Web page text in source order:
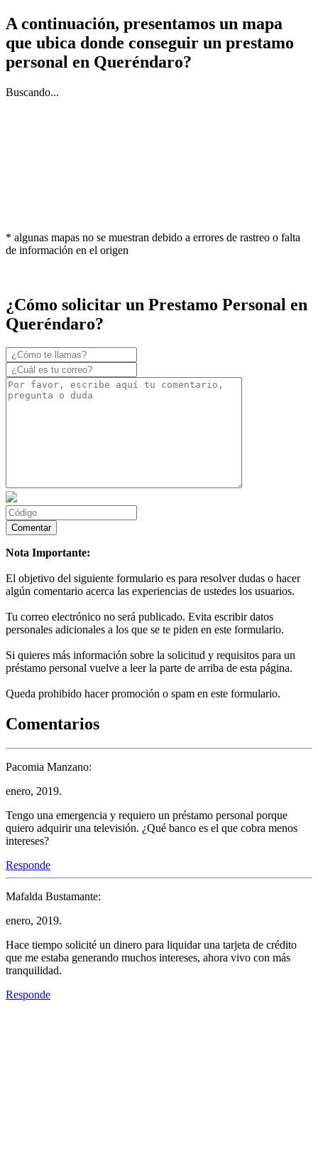
A continuación, presentamos un mapa
que ubica donde conseguir un prestamo
personal en Queréndaro?
Buscando...
* algunas mapas no se muestran debido a errores de rastreo o falta
de información en el origen
¿Cómo solicitar un Prestamo Personal en
Queréndaro?
Nota Importante:
El objetivo del siguiente formulario es para resolver dudas o hacer
algún comentario acerca las experiencias de ustedes los usuarios.
Tu correo electrónico no será publicado. Evita escribir datos
personales adicionales a los que se te piden en este formulario.
Si quieres más información sobre la solicitud y requisitos para un
préstamo personal vuelve a leer la parte de arriba de esta página.
Queda prohibido hacer promoción o spam en este formulario.
Comentarios
Pacomia Manzano:
enero, 2019.
Tengo una emergencia y requiero un préstamo personal porque
quiero adquirir una televisión. ¿Qué banco es el que cobra menos
intereses?
Responde
Mafalda Bustamante:
enero, 2019.
Hace tiempo solicité un dinero para liquidar una tarjeta de crédito
que me estaba generando muchos intereses, ahora vivo con más
tranquilidad.
Responde